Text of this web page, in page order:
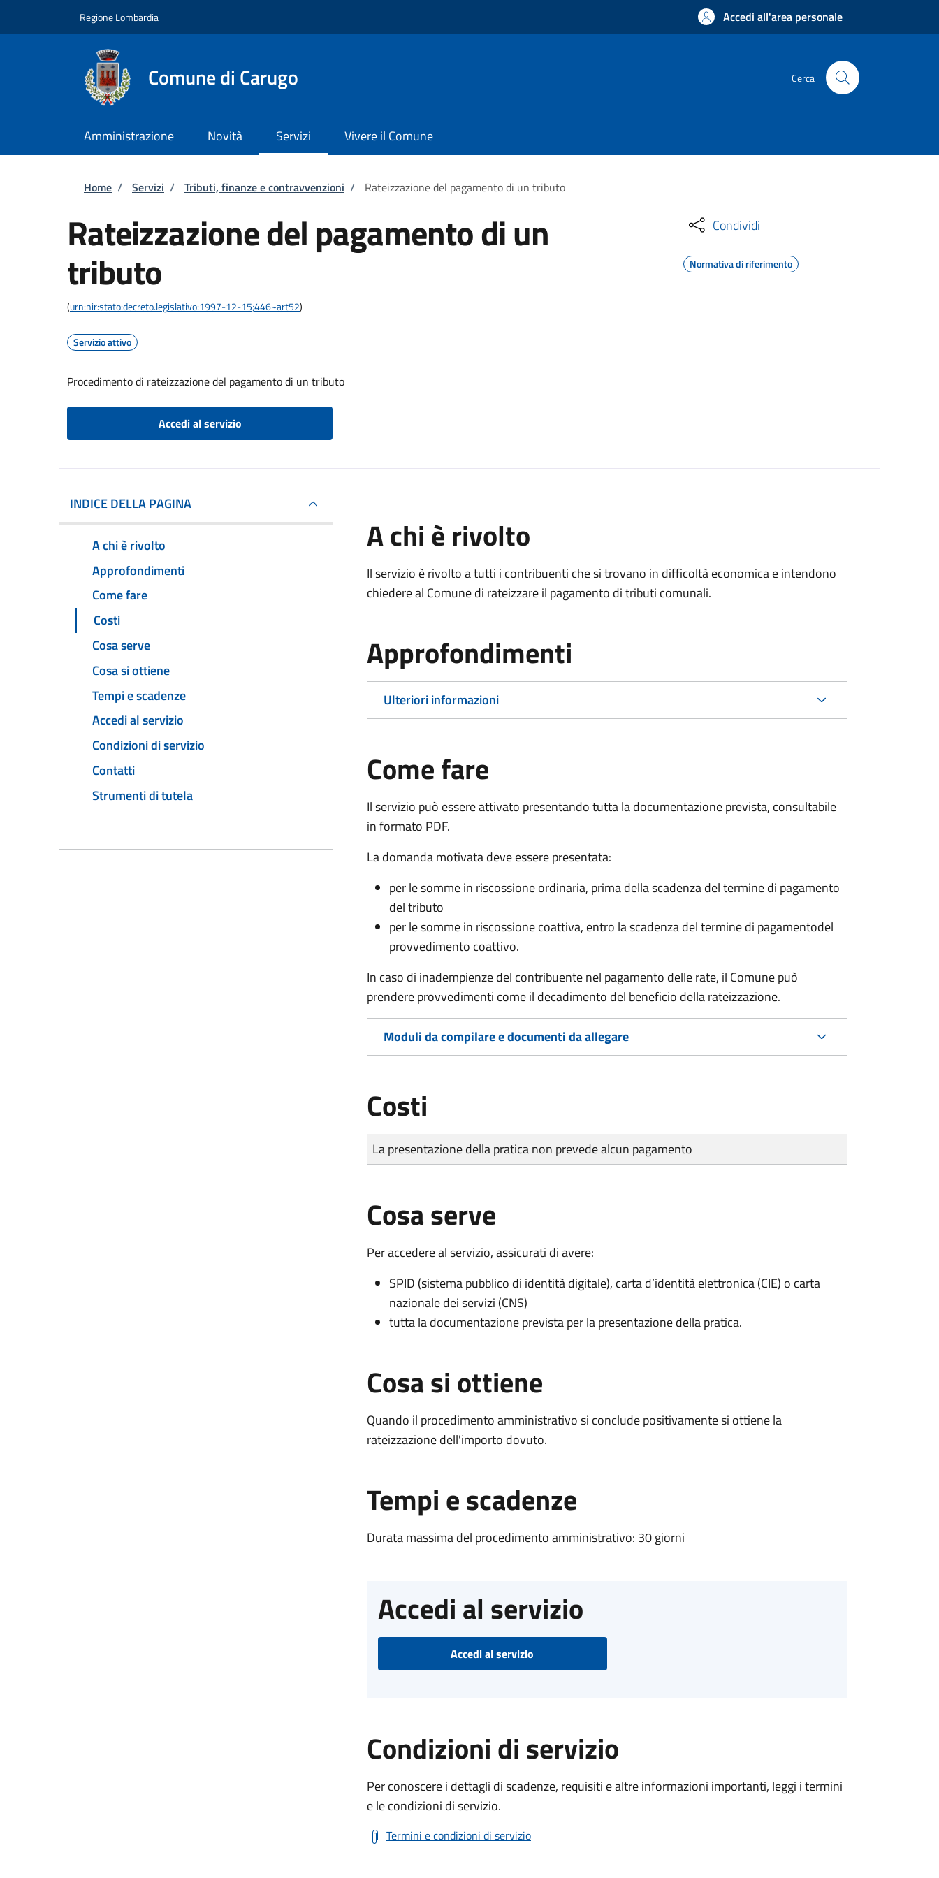
Regione Lombardia Accedi all'area personale
Comune di Carugo Cerca
Amministrazione Novità Servizi Vivere il Comune
Briciole di pane
Home / Servizi / Tributi, finanze e contravvenzioni / Rateizzazione del pagamento di un tributo
Rateizzazione del pagamento di un
tributo
(urn:nir:stato:decreto.legislativo:1997-12-15;446~art52)
Servizio attivo
Procedimento di rateizzazione del pagamento di un tributo
Accedi al servizio
Condividi
Normativa di riferimento
INDICE DELLA PAGINA
A chi è rivolto
Approfondimenti
Come fare
Costi
Cosa serve
Cosa si ottiene
Tempi e scadenze
Accedi al servizio
Condizioni di servizio
Contatti
Strumenti di tutela
A chi è rivolto
Il servizio è rivolto a tutti i contribuenti che si trovano in difficoltà economica e intendono
chiedere al Comune di rateizzare il pagamento di tributi comunali.
Approfondimenti
Ulteriori informazioni
Come fare
Il servizio può essere attivato presentando tutta la documentazione prevista, consultabile
in formato PDF.
La domanda motivata deve essere presentata:
per le somme in riscossione ordinaria, prima della scadenza del termine di pagamento
del tributo
per le somme in riscossione coattiva, entro la scadenza del termine di pagamentodel
provvedimento coattivo.
In caso di inadempienze del contribuente nel pagamento delle rate, il Comune può
prendere provvedimenti come il decadimento del beneficio della rateizzazione.
Moduli da compilare e documenti da allegare
Costi
Tipo di pagamento
Importo
La presentazione della pratica non prevede alcun pagamento
Cosa serve
Per accedere al servizio, assicurati di avere:
SPID (sistema pubblico di identità digitale), carta d’identità elettronica (CIE) o carta
nazionale dei servizi (CNS)
tutta la documentazione prevista per la presentazione della pratica.
Cosa si ottiene
Quando il procedimento amministrativo si conclude positivamente si ottiene la
rateizzazione dell'importo dovuto.
Tempi e scadenze
Durata massima del procedimento amministrativo: 30 giorni
Accedi al servizio
Accedi al servizio
Condizioni di servizio
Per conoscere i dettagli di scadenze, requisiti e altre informazioni importanti, leggi i termini
e le condizioni di servizio.
Termini e condizioni di servizio